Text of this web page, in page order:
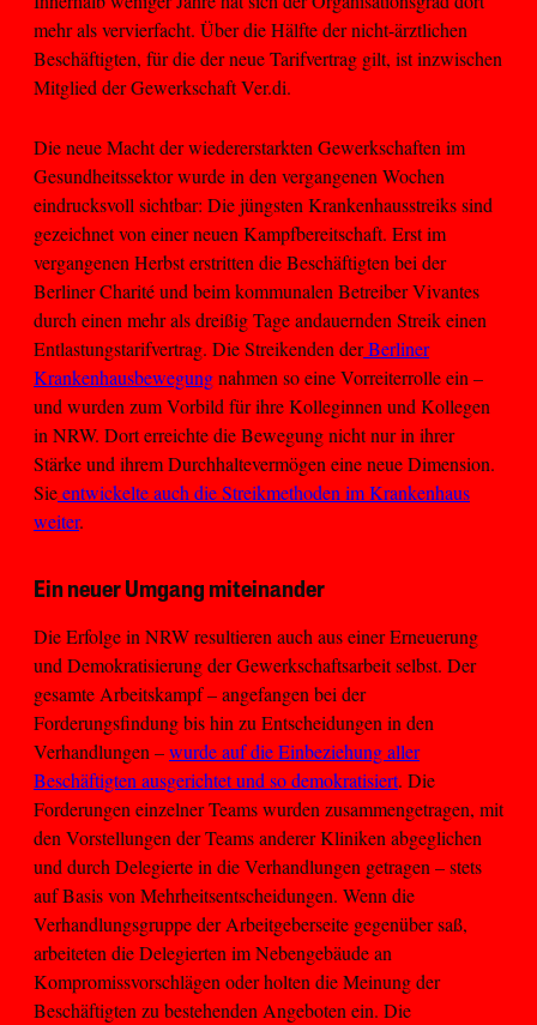
mehr als vervierfacht. Über die Hälfte der nicht-ärztlichen
Beschäftigten, für die der neue Tarifvertrag gilt, ist inzwischen
Mitglied der Gewerkschaft Ver.di.
Die neue Macht der wiedererstarkten Gewerkschaften im
Gesundheitssektor wurde in den vergangenen Wochen
eindrucksvoll sichtbar: Die jüngsten Krankenhausstreiks sind
gezeichnet von einer neuen Kampfbereitschaft. Erst im
vergangenen Herbst erstritten die Beschäftigten bei der
Berliner Charité und beim kommunalen Betreiber Vivantes
durch einen mehr als dreißig Tage andauernden Streik einen
Entlastungstarifvertrag. Die Streikenden derBerliner
Krankenhausbewegungnahmen so eine Vorreiterrolle ein –
und wurden zum Vorbild für ihre Kolleginnen und Kollegen
in NRW. Dort erreichte die Bewegung nicht nur in ihrer
Stärke und ihrem Durchhaltevermögen eine neue Dimension.
Sieentwickelte auch die Streikmethoden im Krankenhaus
weiter.
Ein neuer Umgang miteinander
Die Erfolge in NRW resultieren auch aus einer Erneuerung
und Demokratisierung der Gewerkschaftsarbeit selbst. Der
gesamte Arbeitskampf – angefangen bei der
Forderungsfindung bis hin zu Entscheidungen in den
Verhandlungen –wurde auf die Einbeziehung aller
Beschäftigten ausgerichtet und so demokratisiert. Die
Forderungen einzelner Teams wurden zusammengetragen, mit
den Vorstellungen der Teams anderer Kliniken abgeglichen
und durch Delegierte in die Verhandlungen getragen – stets
auf Basis von Mehrheitsentscheidungen. Wenn die
Verhandlungsgruppe der Arbeitgeberseite gegenüber saß,
arbeiteten die Delegierten im Nebengebäude an
Kompromissvorschlägen oder holten die Meinung der
Beschäftigten zu bestehenden Angeboten ein. Die